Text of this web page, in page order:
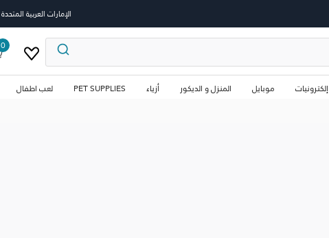
الإمارات العربية المتحدة
0
إلكترونيات موبايل المنزل و الديكور أزياء PET SUPPLIES
لعب اطفال